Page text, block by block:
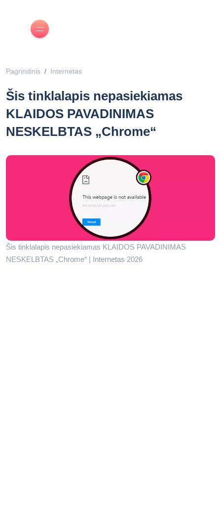
Pagrindinis Internetas
Šis tinklalapis nepasiekiamas
KLAIDOS PAVADINIMAS
NESKELBTAS „Chrome“
Šis tinklalapis nepasiekiamas KLAIDOS PAVADINIMAS
NESKELBTAS „Chrome“ | Internetas 2026